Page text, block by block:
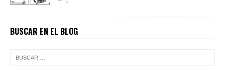
BUSCAR EN EL BLOG